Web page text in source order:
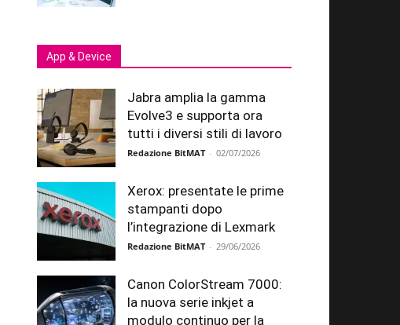
App & Device
Jabra amplia la gamma
Evolve3 e supporta ora
tutti i diversi stili di lavoro
Redazione BitMAT - 02/07/2026
Xerox: presentate le prime
stampanti dopo
l’integrazione di Lexmark
Redazione BitMAT - 29/06/2026
Canon ColorStream 7000:
la nuova serie inkjet a
modulo continuo per la